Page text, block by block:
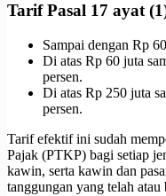
Tarif Pasal 17 ayat
Sampai dengan Rp
Di atas Rp 60 juta
persen.
Di atas Rp 250 juta
persen.
Tarif efektif ini sudah
Pajak (PTKP) bagi setiap
kawin, serta kawin dan
tanggungan yang telah